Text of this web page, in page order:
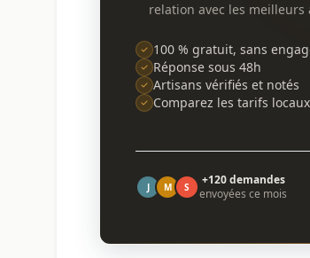
relation avec les meilleurs
100 % gratuit, sans
Réponse sous 48h
Artisans vérifiés et notés
Comparez les tarifs locaux
J M S
+120 demandes
envoyées ce mois